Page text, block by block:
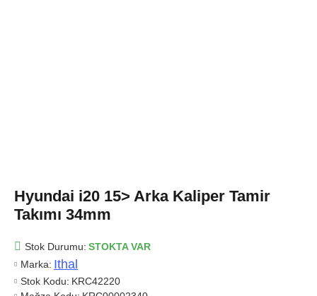
Hyundai i20 15> Arka Kaliper Tamir
Takımı 34mm
Stok Durumu: STOKTA VAR
Marka: Ithal
Stok Kodu: KRC42220